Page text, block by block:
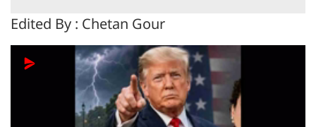
Edited By : Chetan Gour